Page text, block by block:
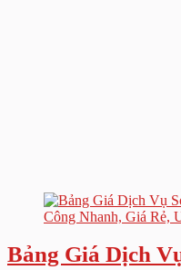
Bảng Giá Dịch